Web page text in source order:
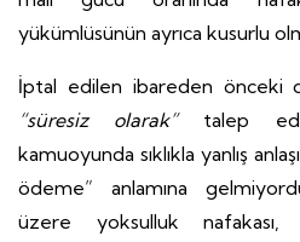
yükümlüsünün ayrıca kusurlu
İptal edilen ibareden önceki
“süresiz olarak”talep
kamuoyunda sıklıkla yanlış
ödeme” anlamına
üzere yoksulluk